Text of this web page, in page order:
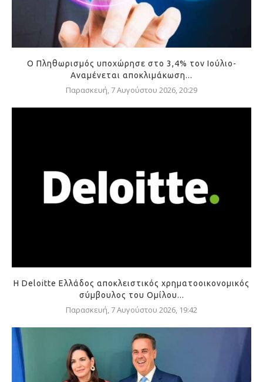
Ο Πληθωρισμός υποχώρησε στο 3,4% τον Ιούλιο-
Αναμένεται αποκλιμάκωση...
Παρασκευή, 7 Αυγούστου 2026, 20:29
Η Deloitte Ελλάδος αποκλειστικός χρηματοοικονομικός
σύμβουλος του Ομίλου...
Παρασκευή, 7 Αυγούστου 2026, 19:42